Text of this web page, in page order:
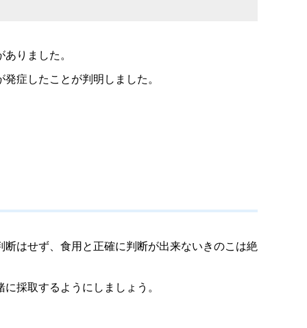
りました。
症したことが判明しました。
はせず、食用と正確に判断が出来ないきのこは絶
採取するようにしましょう。